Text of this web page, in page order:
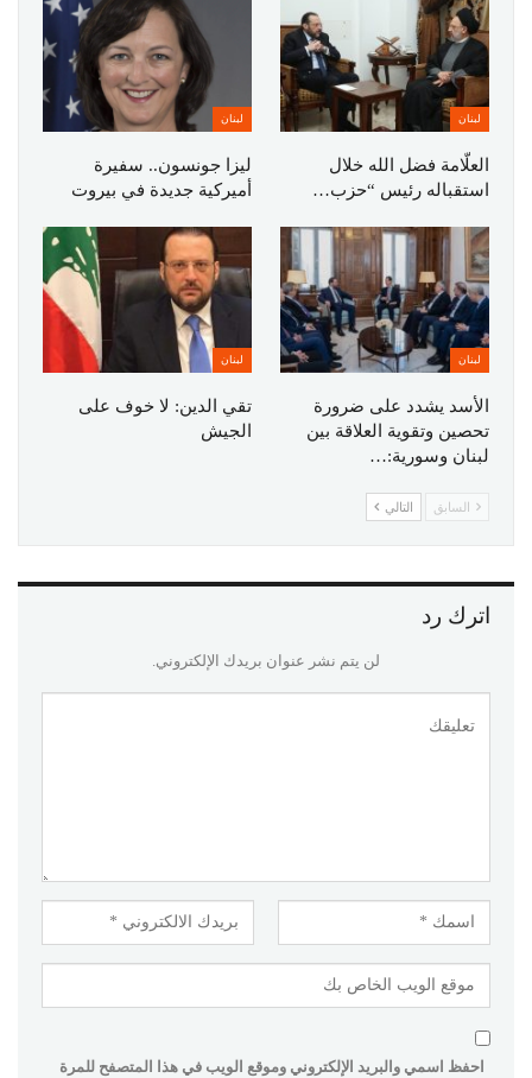
لبنان
العلّامة فضل الله خلال
استقباله رئيس “حزب…
لبنان
ليزا جونسون.. سفيرة
أميركية جديدة في بيروت
لبنان
الأسد يشدد على ضرورة
تحصين وتقوية العلاقة بين
لبنان وسورية:…
لبنان
تقي الدين: لا خوف على
الجيش
السابق التالي
اترك رد
لن يتم نشر عنوان بريدك الإلكتروني.
احفظ اسمي والبريد الإلكتروني وموقع الويب في هذا المتصفح للمرة